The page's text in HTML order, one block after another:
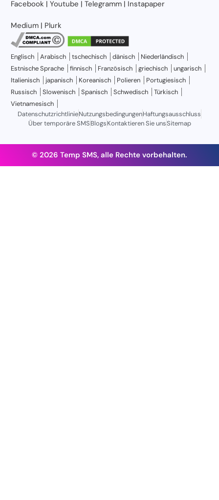
Facebook |Youtube |Telegramm | Instapaper
Medium | Plurk
Englisch Arabisch tschechisch dänisch
Niederländisch
Estnische Sprache
finnisch Französisch griechisch
ungarisch
Italienisch
japanisch Koreanisch Polieren
Portugiesisch
Russisch
Slowenisch Spanisch Schwedisch
Türkisch
Vietnamesisch
DatenschutzrichtlinieNutzungsbedingungenHaftungsausschluss
Über temporäre SMSBlogsKontaktieren Sie unsSitemap
© 2026 Temp SMS, alle Rechte vorbehalten.